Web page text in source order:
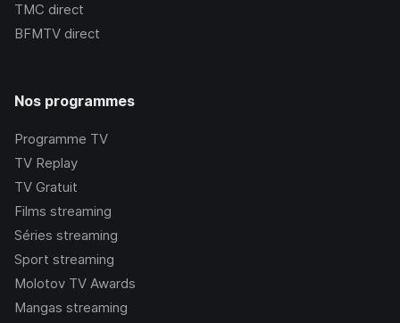
TMC direct
BFMTV direct
Nos programmes
Programme TV
TV Replay
TV Gratuit
Films streaming
Séries streaming
Sport streaming
Molotov TV Awards
Mangas streaming